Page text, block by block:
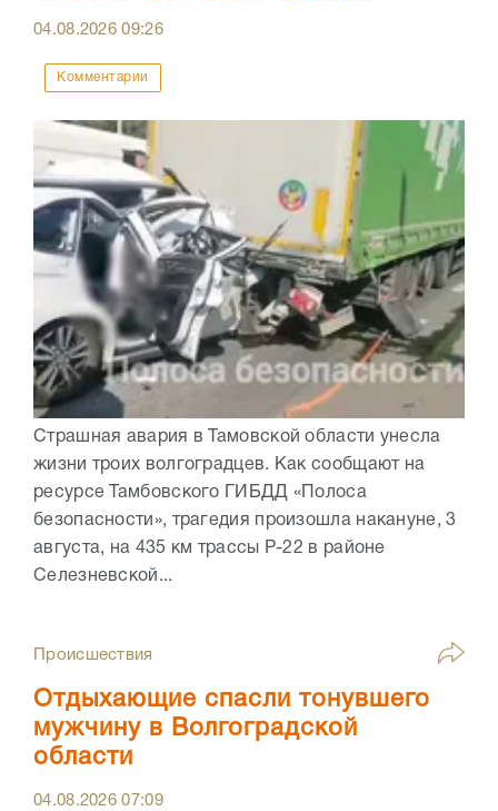
04.08.202609:26
Комментарии
Страшная авария в Тамовской области унесла
жизни троих волгоградцев. Как сообщают на
ресурсе Тамбовского ГИБДД «Полоса
безопасности», трагедия произошла накануне, 3
августа, на 435 км трассы Р-22 в районе
Селезневской...
Происшествия
Отдыхающие спасли тонувшего
мужчину в Волгоградской
области
04.08.202607:09